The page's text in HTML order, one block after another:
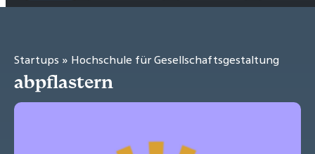
Startups » Hochschule für Gesellschaftsgestaltung
abpflastern